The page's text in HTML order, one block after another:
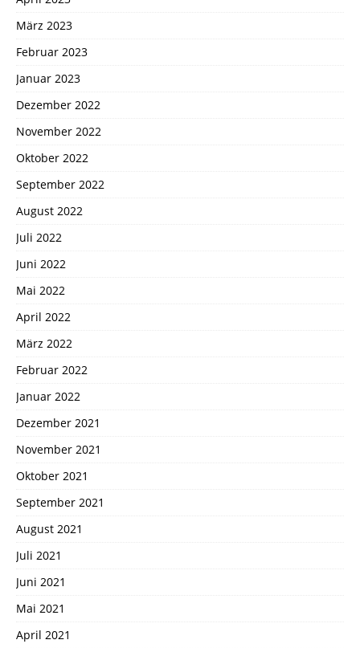
März 2023
Februar 2023
Januar 2023
Dezember 2022
November 2022
Oktober 2022
September 2022
August 2022
Juli 2022
Juni 2022
Mai 2022
April 2022
März 2022
Februar 2022
Januar 2022
Dezember 2021
November 2021
Oktober 2021
September 2021
August 2021
Juli 2021
Juni 2021
Mai 2021
April 2021